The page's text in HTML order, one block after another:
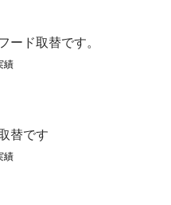
ード取替です。
績
替です
績